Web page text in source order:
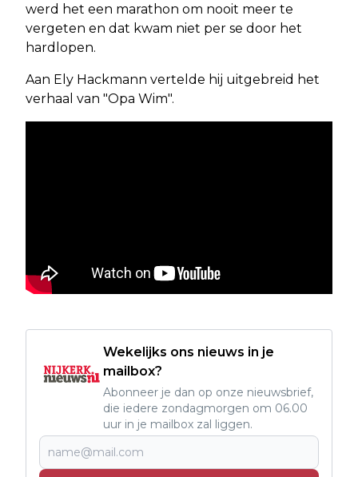
werd het een marathon om nooit meer te
vergeten en dat kwam niet per se door het
hardlopen.
Aan Ely Hackmann vertelde hij uitgebreid het
verhaal van "Opa Wim".
Wekelijks ons nieuws in je
mailbox?
Abonneer je dan op onze nieuwsbrief,
die iedere zondagmorgen om 06.00
uur in je mailbox zal liggen.